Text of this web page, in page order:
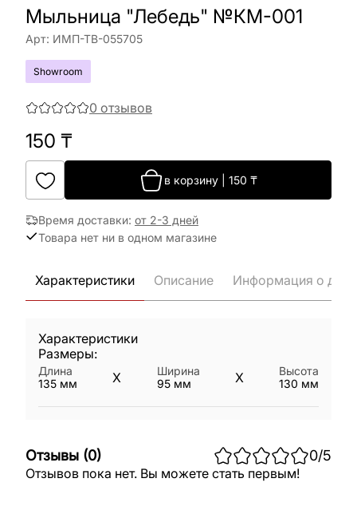
Мыльница "Лебедь" №КМ-001
Арт: ИМП-ТВ-055705
Showroom
0 отзывов
150 ₸
в корзину 150 ₸
Время доставки: от 2-3 дней
Товара нет ни в одном магазине
Характеристики Описание Информация о
Характеристики
Размеры:
Длина
135 мм X
Ширина
95 мм X
Высота
130 мм
Отзывы (0) 0/5
Отзывов пока нет. Вы можете стать первым!